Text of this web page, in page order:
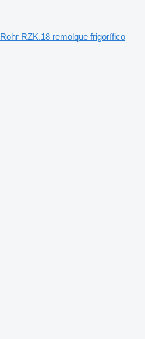
Rohr RZK.18 remolque frigorífico